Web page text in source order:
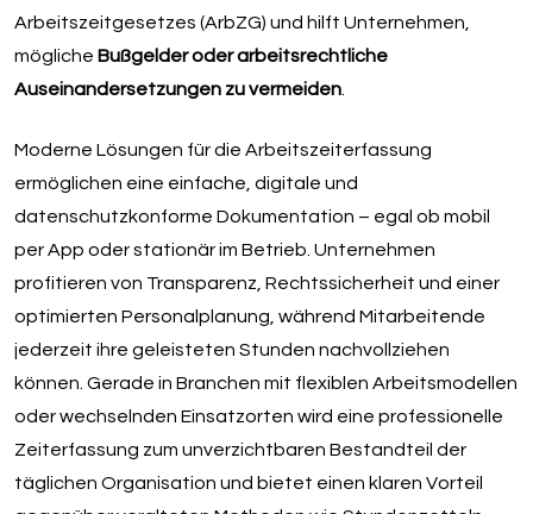
Arbeitszeitgesetzes (ArbZG) und hilft Unternehmen,
mögliche Bußgelder oder arbeitsrechtliche
Auseinandersetzungen zu vermeiden
Moderne Lösungen für die Arbeitszeiterfassung
ermöglichen eine einfache, digitale und
datenschutzkonforme Dokumentation – egal ob mobil
per App oder stationär im Betrieb. Unternehmen
profitieren von Transparenz, Rechtssicherheit und einer
optimierten Personalplanung, während Mitarbeitende
jederzeit ihre geleisteten Stunden nachvollziehen
können. Gerade in Branchen mit flexiblen Arbeitsmodellen
oder wechselnden Einsatzorten wird eine professionelle
Zeiterfassung zum unverzichtbaren Bestandteil der
täglichen Organisation und bietet einen klaren Vorteil